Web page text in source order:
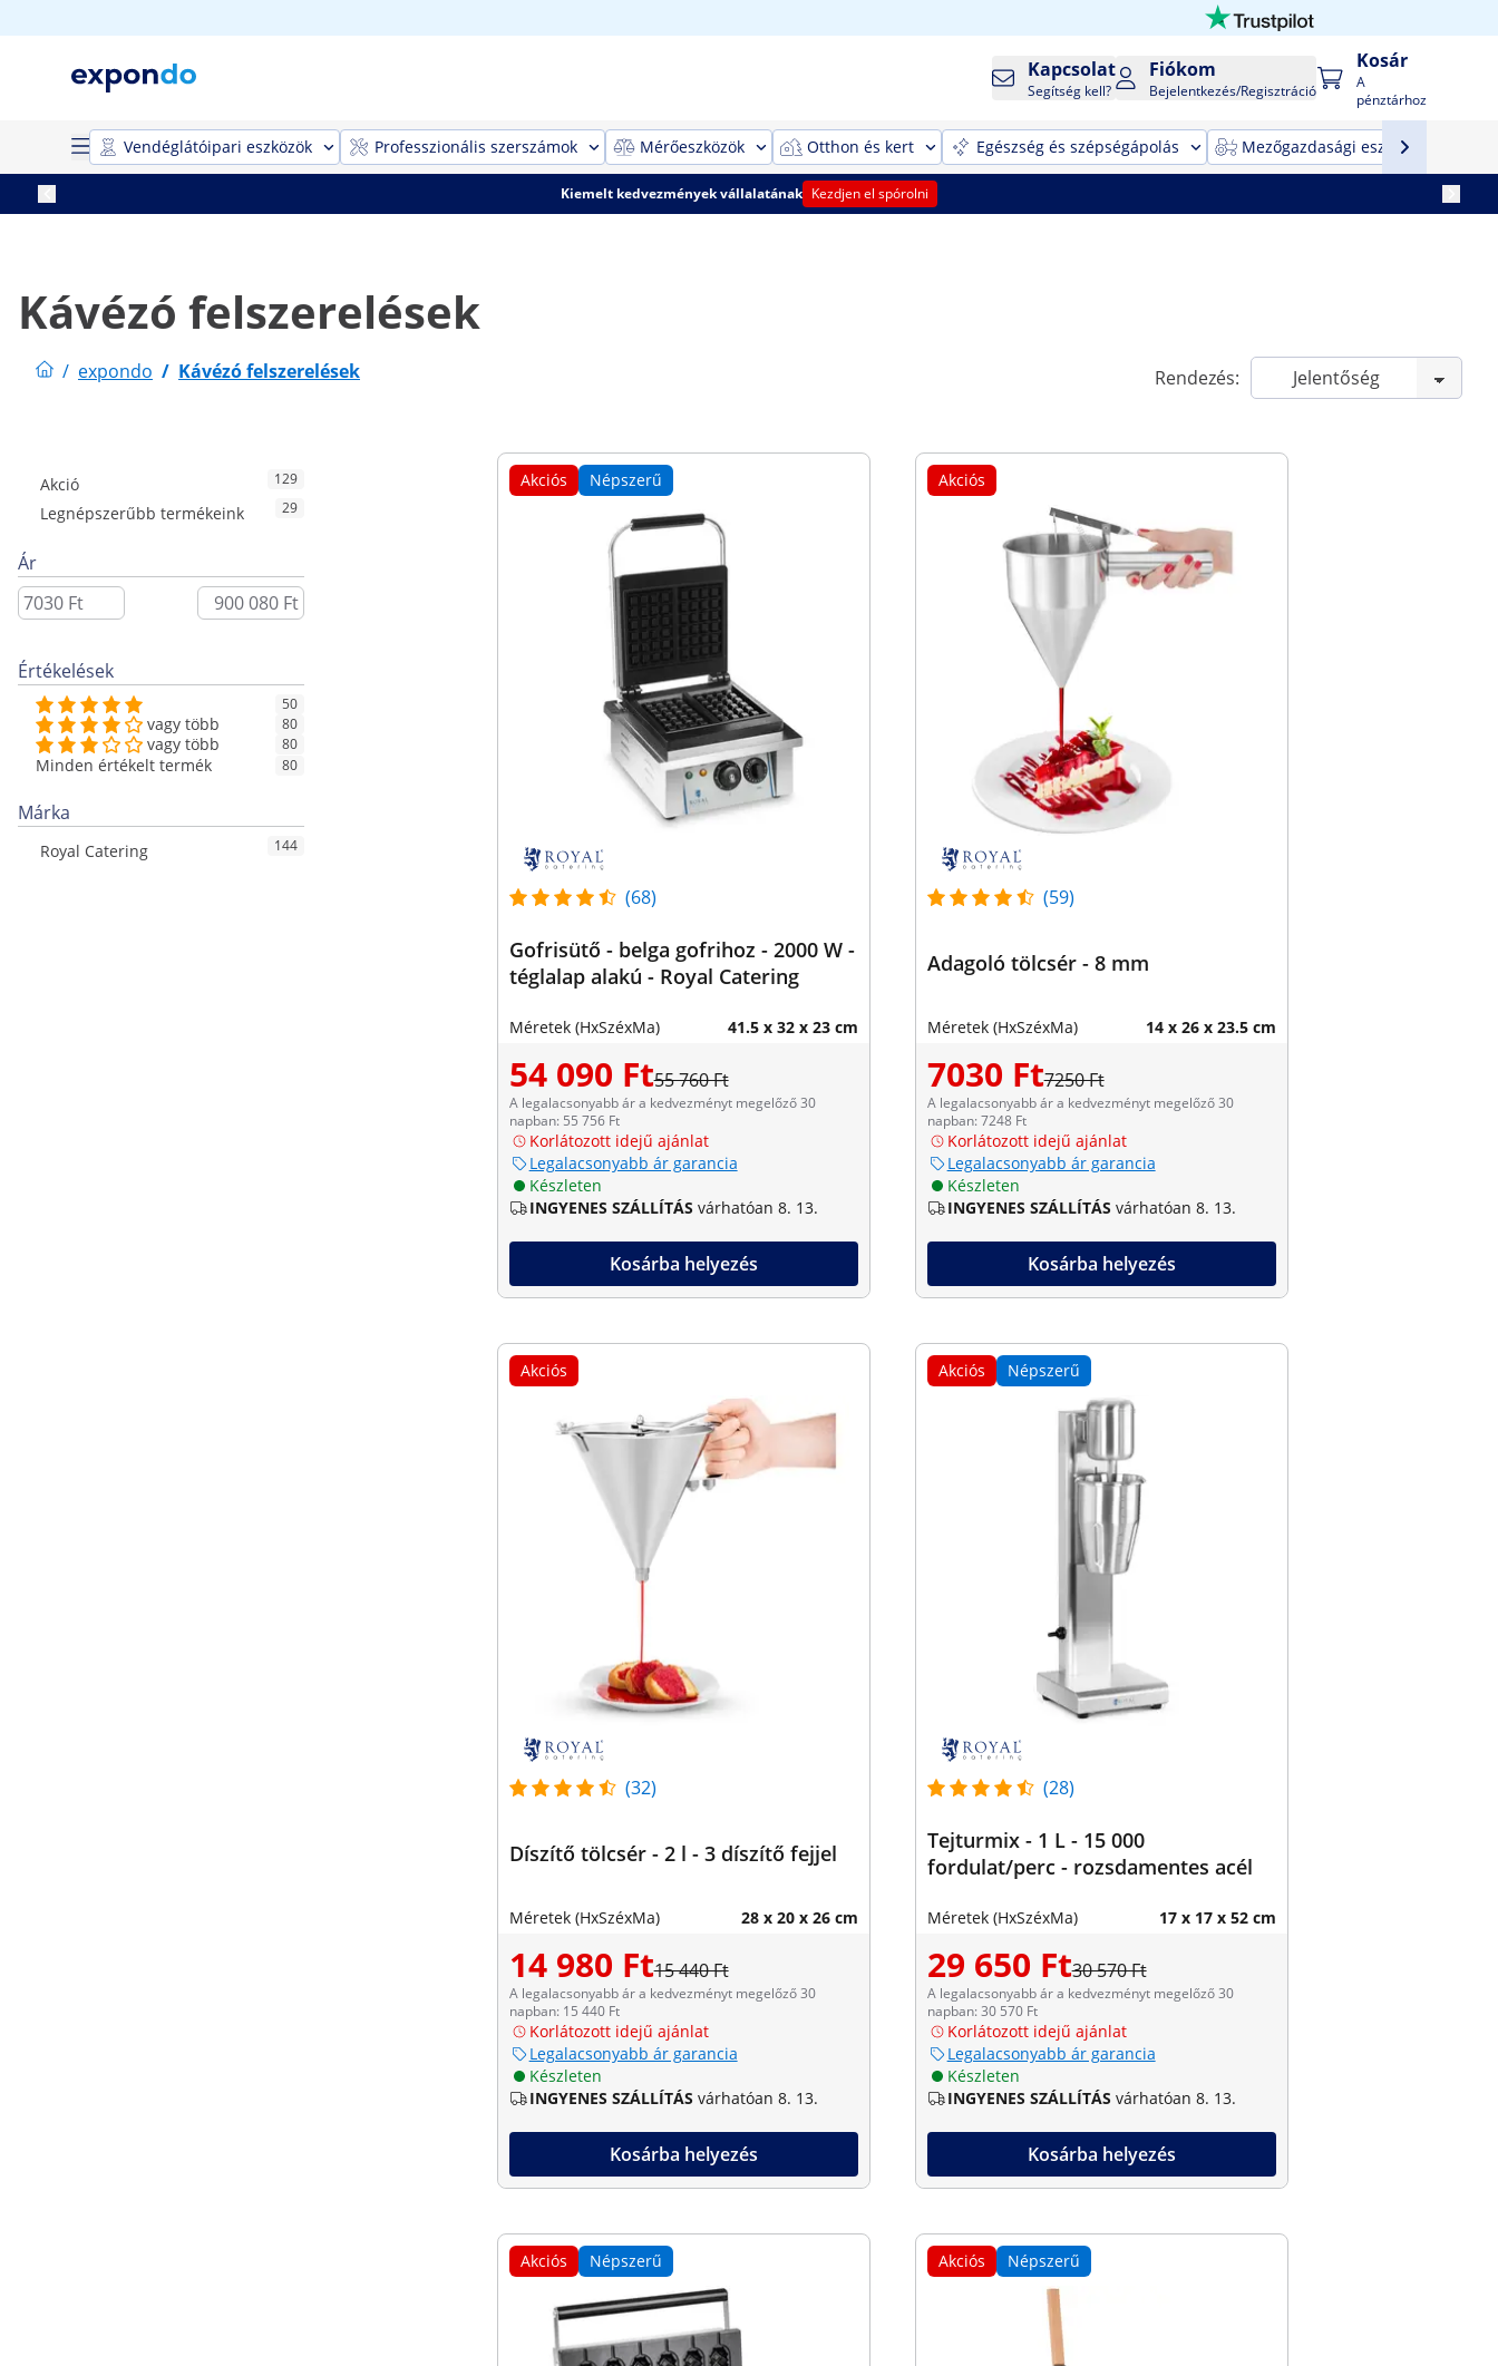
Kapcsolat
Segítség kell?
Fiókom
Bejelentkezés/Regisztráció
Kosár
A
pénztárhoz
Vendéglátóipari eszközök Professzionális szerszámok Mérőeszközök Otthon és kert Egészség és szépségápolás Mezőgazdasági eszközök
Kiemelt kedvezmények vállalatának Kezdjen el spórolni
Kávézó felszerelések
/ expondo / Kávézó felszerelések Rendezés:
Akció 129
Legnépszerűbb termékeink 29
Ár
Értékelések
50
vagy több 80
vagy több 80
Minden értékelt termék 80
Márka
Royal Catering 144
Akciós Népszerű
(68)
Gofrisütő - belga gofrihoz - 2000 W -
téglalap alakú - Royal Catering
Méretek (HxSzéxMa) 41.5 x 32 x 23 cm
54 090 Ft55 760 Ft
A legalacsonyabb ár a kedvezményt megelőző 30
napban: 55 756 Ft
Korlátozott idejű ajánlat
Legalacsonyabb ár garancia
Készleten
INGYENES SZÁLLÍTÁS várhatóan 8. 13.
Kosárba helyezés
Akciós
(59)
Adagoló tölcsér - 8 mm
Méretek (HxSzéxMa) 14 x 26 x 23.5 cm
7030 Ft7250 Ft
A legalacsonyabb ár a kedvezményt megelőző 30
napban: 7248 Ft
Korlátozott idejű ajánlat
Legalacsonyabb ár garancia
Készleten
INGYENES SZÁLLÍTÁS várhatóan 8. 13.
Kosárba helyezés
Akciós
(32)
Díszítő tölcsér - 2 l - 3 díszítő fejjel
Méretek (HxSzéxMa) 28 x 20 x 26 cm
14 980 Ft15 440 Ft
A legalacsonyabb ár a kedvezményt megelőző 30
napban: 15 440 Ft
Korlátozott idejű ajánlat
Legalacsonyabb ár garancia
Készleten
INGYENES SZÁLLÍTÁS várhatóan 8. 13.
Kosárba helyezés
Akciós Népszerű
(28)
Tejturmix - 1 L - 15 000
fordulat/perc - rozsdamentes acél
Méretek (HxSzéxMa) 17 x 17 x 52 cm
29 650 Ft30 570 Ft
A legalacsonyabb ár a kedvezményt megelőző 30
napban: 30 570 Ft
Korlátozott idejű ajánlat
Legalacsonyabb ár garancia
Készleten
INGYENES SZÁLLÍTÁS várhatóan 8. 13.
Kosárba helyezés
Akciós Népszerű Akciós Népszerű